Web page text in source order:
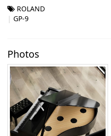
ROLAND
GP-9
Photos